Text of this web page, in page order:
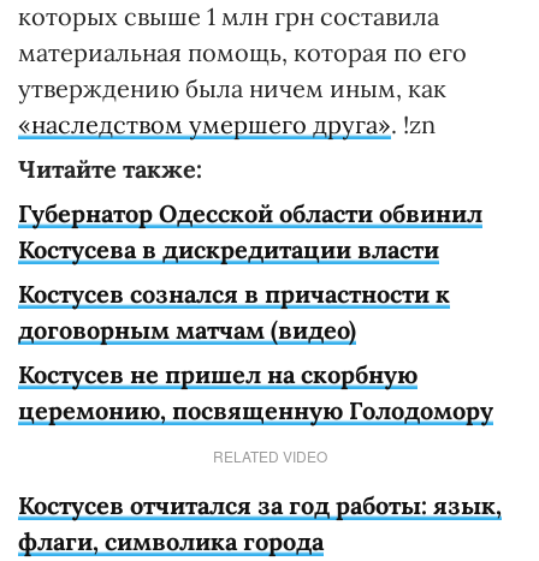
которых свыше 1 млн грн составила
материальная помощь, которая по его
утверждению была ничем иным, как
«наследством умершего друга». !zn
Читайте также:
Губернатор Одесской области обвинил
Костусева в дискредитации власти
Костусев сознался в причастности к
договорным матчам (видео)
Костусев не пришел на скорбную
церемонию, посвященную Голодомору
RELATED VIDEO
Костусев отчитался за год работы: язык,
флаги, символика города